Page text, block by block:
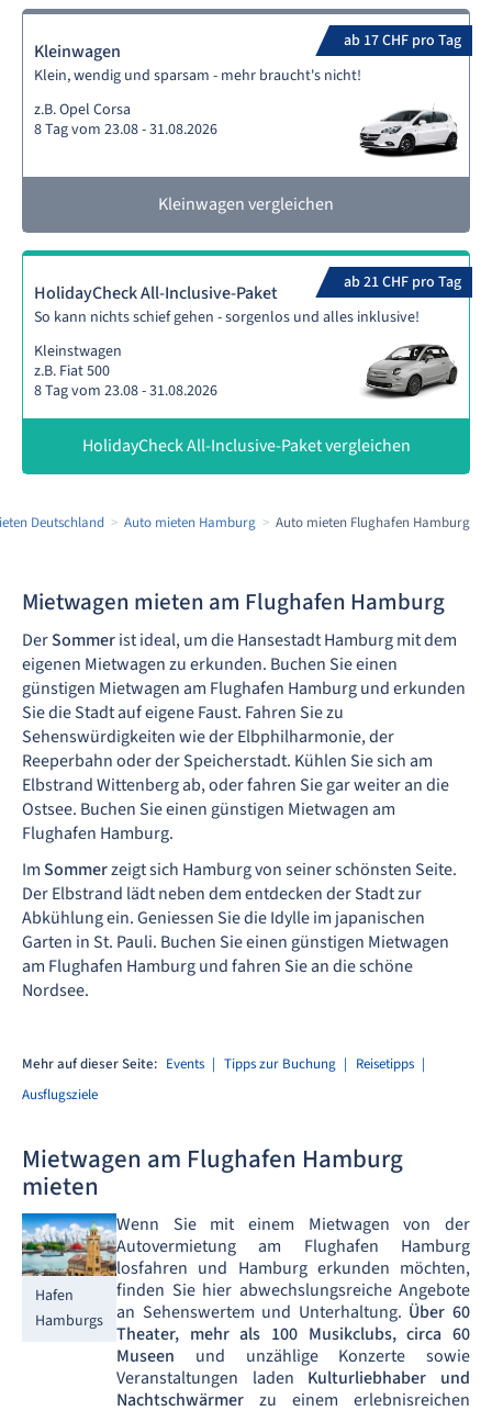
ab 17 CHF pro Tag
Kleinwagen
Klein, wendig und sparsam - mehr braucht's nicht!
z.B. Opel Corsa
8 Tag vom 23.08 - 31.08.2026
Kleinwagen vergleichen
ab 21 CHF pro Tag
HolidayCheck All-Inclusive-Paket
So kann nichts schief gehen - sorgenlos und alles inklusive!
Kleinstwagen
z.B. Fiat 500
8 Tag vom 23.08 - 31.08.2026
HolidayCheck All-Inclusive-Paket vergleichen
Deutschland Auto mieten Hamburg Auto mieten Flughafen Hamburg
Mietwagen mieten am Flughafen Hamburg
DerSommerist ideal, um die Hansestadt Hamburg mit dem
eigenen Mietwagen zu erkunden. Buchen Sie einen
günstigen Mietwagen am Flughafen Hamburg und erkunden
Sie die Stadt auf eigene Faust. Fahren Sie zu
Sehenswürdigkeiten wie der Elbphilharmonie, der
Reeperbahn oder der Speicherstadt. Kühlen Sie sich am
Elbstrand Wittenberg ab, oder fahren Sie gar weiter an die
Ostsee. Buchen Sie einen günstigen Mietwagen am
Flughafen Hamburg.
ImSommerzeigt sich Hamburg von seiner schönsten Seite.
Der Elbstrand lädt neben dem entdecken der Stadt zur
Abkühlung ein. Geniessen Sie die Idylle im japanischen
Garten in St. Pauli. Buchen Sie einen günstigen Mietwagen
am Flughafen Hamburg und fahren Sie an die schöne
Nordsee.
Mehr auf dieser Seite: Events Tipps zur Buchung
Reisetipps
Ausflugsziele
Mietwagen am Flughafen Hamburg
mieten
Hafen
Hamburgs
Wenn Sie mit einem Mietwagen von der
Autovermietung am Flughafen Hamburg
losfahren und Hamburg erkunden möchten,
finden Sie hier abwechslungsreiche Angebote
an Sehenswertem und Unterhaltung. Über 60
Theater, mehr als 100 Musikclubs, circa 60
Museen und unzählige Konzerte sowie
Veranstaltungen laden Kulturliebhaber und
Nachtschwärmer zu einem erlebnisreichen